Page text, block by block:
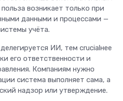
возникает только при
данными и процессами —
учёта.
ИИ, тем crucialнее
его ответственности и
Компаниям нужно
система выполняет сама, а
надзор или утверждение.